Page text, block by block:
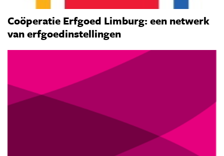
Coöperatie Erfgoed Limburg: een netwerk
van erfgoedinstellingen